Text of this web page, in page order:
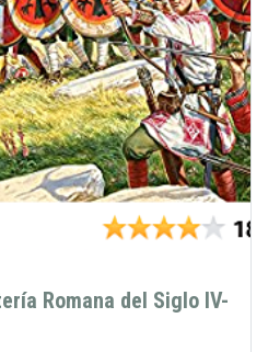
Romana del Siglo IV-